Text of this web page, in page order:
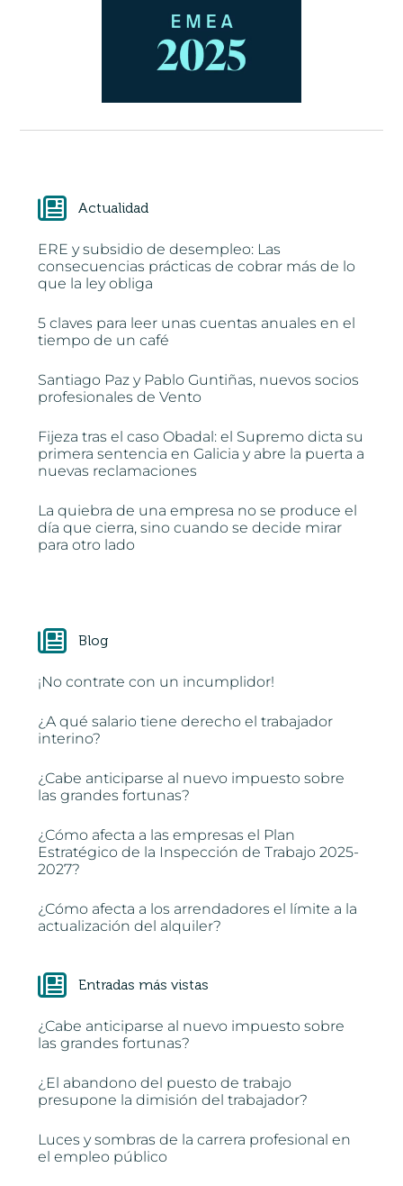
Actualidad
ERE y subsidio de desempleo: Las
consecuencias prácticas de cobrar más de lo
que la ley obliga
5 claves para leer unas cuentas anuales en el
tiempo de un café
Santiago Paz y Pablo Guntiñas, nuevos socios
profesionales de Vento
Fijeza tras el caso Obadal: el Supremo dicta su
primera sentencia en Galicia y abre la puerta a
nuevas reclamaciones
La quiebra de una empresa no se produce el
día que cierra, sino cuando se decide mirar
para otro lado
Blog
¡No contrate con un incumplidor!
¿A qué salario tiene derecho el trabajador
interino?
¿Cabe anticiparse al nuevo impuesto sobre
las grandes fortunas?
¿Cómo afecta a las empresas el Plan
Estratégico de la Inspección de Trabajo 2025-
2027?
¿Cómo afecta a los arrendadores el límite a la
actualización del alquiler?
Entradas más vistas
¿Cabe anticiparse al nuevo impuesto sobre
las grandes fortunas?
¿El abandono del puesto de trabajo
presupone la dimisión del trabajador?
Luces y sombras de la carrera profesional en
el empleo público